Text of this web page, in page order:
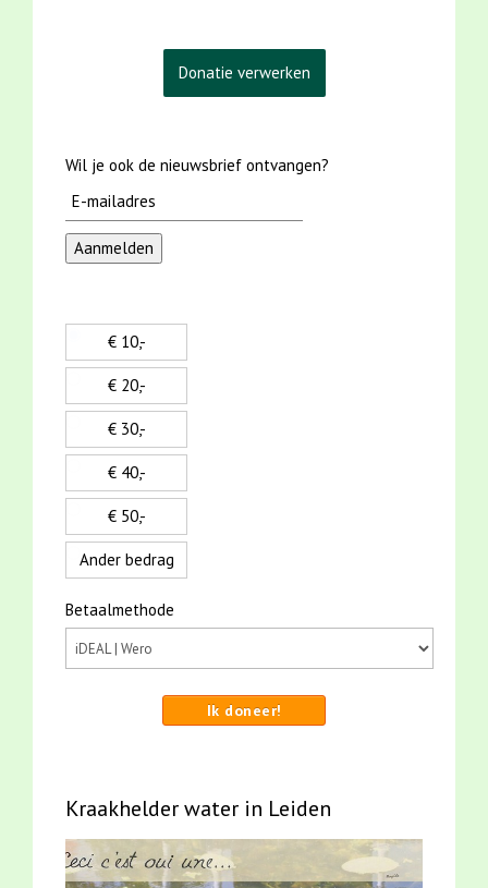
Wil je ook de nieuwsbrief ontvangen?
€ 10,-
€ 20,-
€ 30,-
€ 40,-
€ 50,-
Ander bedrag
Betaalmethode
Ik doneer!
Kraakhelder water in Leiden